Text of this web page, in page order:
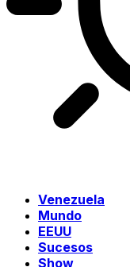
Venezuela
Mundo
EEUU
Sucesos
Show